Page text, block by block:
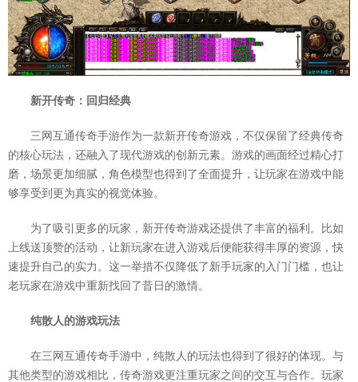
新开传奇：回归经典
三网互通传奇手游作为一款新开传奇游戏，不仅保留了经典传奇
的核心玩法，还融入了现代游戏的创新元素。游戏的画面经过精心打
磨，场景更加细腻，角色模型也得到了全面提升，让玩家在游戏中能
够享受到更为真实的视觉体验。
为了吸引更多的玩家，新开传奇游戏还提供了丰富的福利。比如
上线送顶赞的活动，让新玩家在进入游戏后便能获得丰厚的资源，快
速提升自己的实力。这一举措不仅降低了新手玩家的入门门槛，也让
老玩家在游戏中重新找回了昔日的激情。
纯散人的游戏玩法
在三网互通传奇手游中，纯散人的玩法也得到了很好的体现。与
其他类型的游戏相比，传奇游戏更注重玩家之间的交互与合作。玩家